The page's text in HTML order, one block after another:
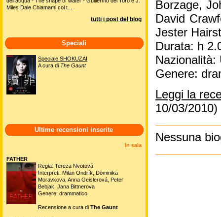
Borzage,
David
Jester
Durata: h
Nazionalità:
Genere:
Leggi la
10/03/2010)
Nessuna
Miles Dale Chiamami col t...
tutti i post del blog
Speciali
Speciale SHOKUZAI
A cura di The Gaunt
Ultime recensioni inserite
in sala
FATHER
Regia: Tereza Nvotová
Interpreti: Milan Ondrík, Dominika
Moravkova, Anna Geislerová, Peter
Bebjak, Jana Bittnerova
Genere: drammatico
Recensione a cura di The Gaunt